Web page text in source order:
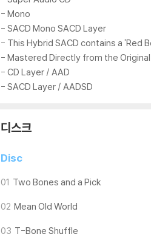
- Mono
- SACD Mono SACD Layer
- This Hybrid SACD contains a 'Red
- Mastered Directly from the
- CD Layer / AAD
- SACD Layer / AADSD
디스크
Disc
01 Two Bones and a Pick
02 Mean Old World
03 T-Bone Shuffle